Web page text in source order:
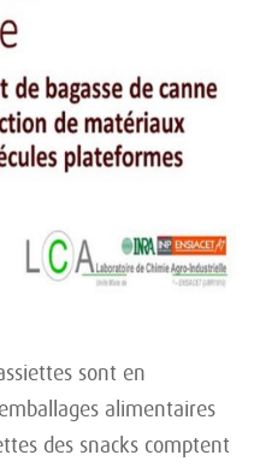
sont en
alimentaires
des snacks comptent